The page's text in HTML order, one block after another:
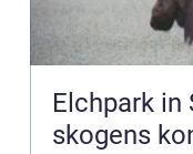
Elchpark in
skogens